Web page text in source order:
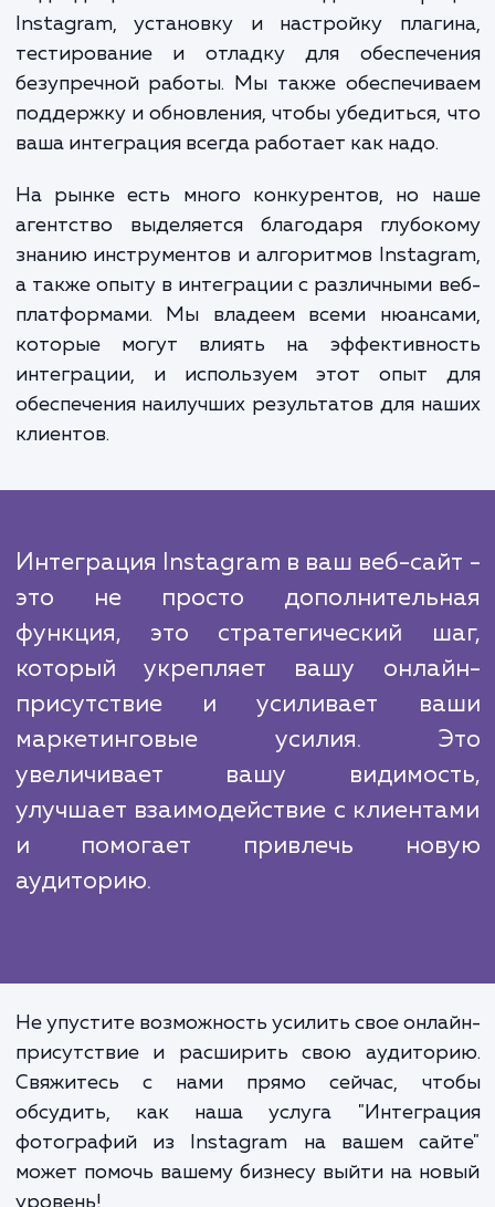
как они смогут взаимодействовать с
социальными медиа прямо на вашем сайте.
также увеличивает видимость вашего
социальных сетях и может привести к
вашего сайта.
Наш процесс работы включает анализ
потребностей и целей, выбор и
подходящего плагина или API для
Instagram, установку и настройку
тестирование и отладку для
ваша интеграция всегда работает как надо.
На рынке есть много конкурентов, но
агентство выделяется благодаря
знанию инструментов и алгоритмов
а также опыту в интеграции с различными
платформами. Мы владеем всеми
которые могут влиять на
интеграции, и используем этот опыт
обеспечения наилучших результатов для
клиентов.
функция, это стратегический
который укрепляет вашу
присутствие и усиливает
маркетинговые усилия.
увеличивает вашу